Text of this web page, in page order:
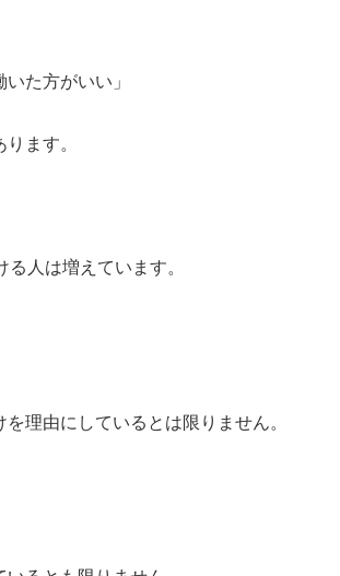
いた方がいい」
ます。
人は増えています。
理由にしているとは限りません。